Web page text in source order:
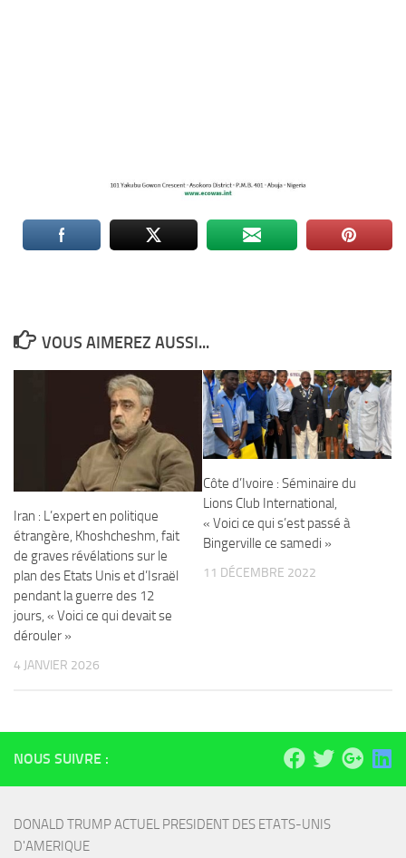
VOUS AIMEREZ AUSSI...
Iran : L’expert en politique
étrangère, Khoshcheshm, fait
de graves révélations sur le
plan des Etats Unis et d’Israël
pendant la guerre des 12
jours, « Voici ce qui devait se
dérouler »
4 JANVIER 2026
Côte d’Ivoire : Séminaire du
Lions Club International,
« Voici ce qui s’est passé à
Bingerville ce samedi »
11 DÉCEMBRE 2022
NOUS SUIVRE :
DONALD TRUMP ACTUEL PRESIDENT DES ETATS-UNIS
D'AMERIQUE